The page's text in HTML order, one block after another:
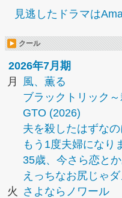
見逃したドラマは
クール
2026年7月期
月
風、薫る
ブラックトリック
GTO (2026)
夫を殺したはずなの
もう1度夫婦になり
35歳、今さら恋と
えっちなお尻じゃ
火
さよならノワール